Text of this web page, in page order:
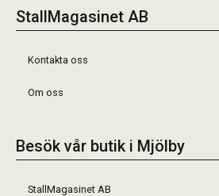
StallMagasinet AB
Kontakta oss
Om oss
Besök vår butik i Mjölby
StallMagasinet AB